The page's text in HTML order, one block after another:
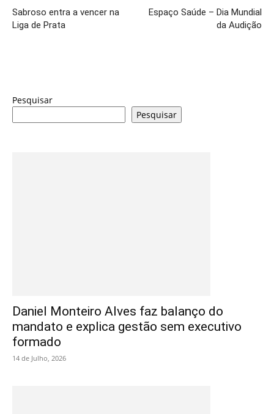
Sabroso entra a vencer na
Liga de Prata
Espaço Saúde – Dia Mundial
da Audição
Pesquisar
Pesquisar
Daniel Monteiro Alves faz balanço do
mandato e explica gestão sem executivo
formado
14 de Julho, 2026